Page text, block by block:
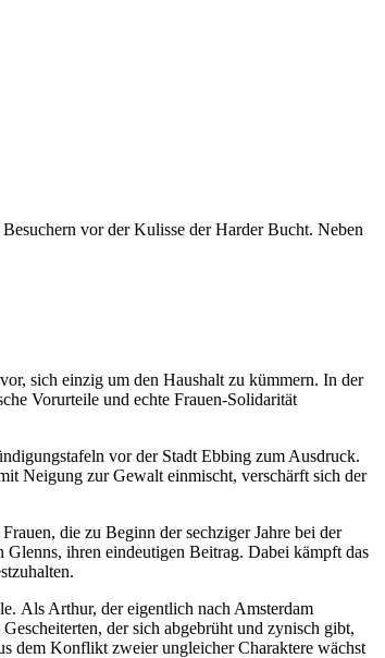
vor der Kulisse der Harder Bucht. Neben
sich einzig um den Haushalt zu kümmern. In der
Vorurteile und echte Frauen-Solidarität
vor der Stadt Ebbing zum Ausdruck.
Neigung zur Gewalt einmischt, verschärft sich der
die zu Beginn der sechziger Jahre bei der
Glenns, ihren eindeutigen Beitrag. Dabei kämpft das
Als Arthur, der eigentlich nach Amsterdam
der sich abgebrüht und zynisch gibt,
dem Konflikt zweier ungleicher Charaktere wächst